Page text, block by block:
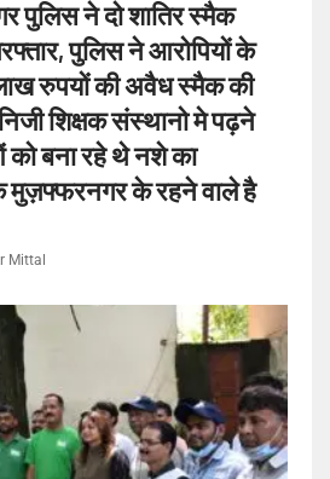
पुलिस ने दो शातिर स्मैक
पुलिस ने आरोपियों के
रुपयों की अवैध स्मैक की
शिक्षक संस्थानो मे पढ़ने
को बना रहे थे नशे का
मुज़फ्फरनगर के रहने वाले है
Mittal